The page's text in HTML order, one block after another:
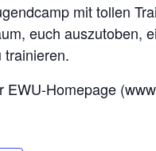
mit tollen
euch auszutoben,
trainieren.
Homepage